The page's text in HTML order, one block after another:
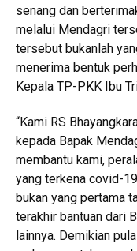
senang dan
melalui Mendagri
tersebut bukanlah
menerima bentuk
Kepala TP-PKK Ibu
“Kami RS
kepada Bapak
membantu kami,
yang terkena covid-
bukan yang pertama
terakhir bantuan dari
lainnya. Demikian